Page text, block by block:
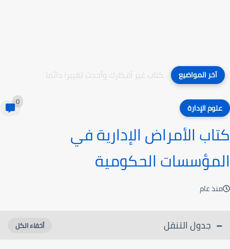
آخر المواضيع كتاب غير أفكارك وأحدث تغييرا دائما
علوم الإدارة 0
كتاب الأمراض الإدارية في
المؤسسات الحكومية
منذ عام
جدول التنقل